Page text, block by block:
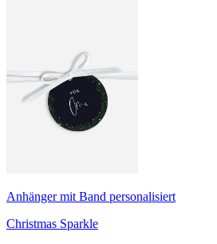
Anhänger mit Band personalisiert
Christmas Sparkle